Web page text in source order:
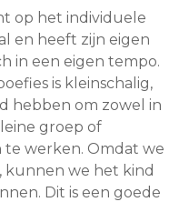
op het individuele
en heeft zijn eigen
in een eigen tempo.
is kleinschalig,
hebben om zowel in
groep of
werken. Omdat we
kunnen we het kind
Dit is een goede